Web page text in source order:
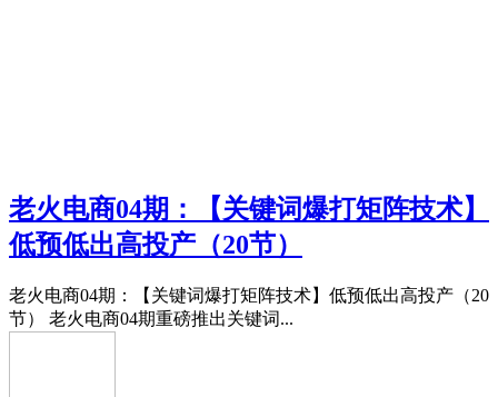
老火电商04期：【关键词爆打矩阵技术】
低预低出高投产（20节）
老火电商04期：【关键词爆打矩阵技术】低预低出高投产（20
节） 老火电商04期重磅推出关键词...